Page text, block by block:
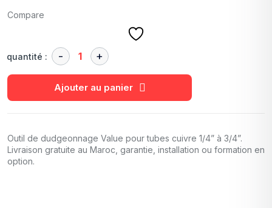
Compare
quantité :
Ajouter au panier
Outil de dudgeonnage Value pour tubes cuivre 1/4” à 3/4”.
Livraison gratuite au Maroc, garantie, installation ou formation en
option.